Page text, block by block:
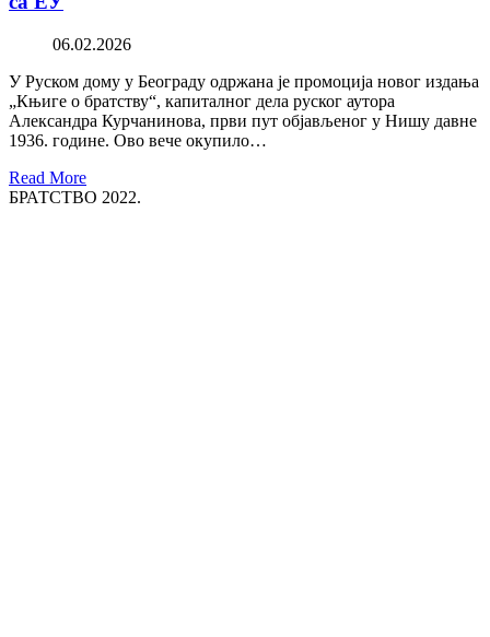
06.02.2026
У Руском дому у Београду одржана је промоција новог издања
„Књиге о братству“, капиталног дела руског аутора
Александра Курчанинова, први пут објављеног у Нишу давне
1936. године. Ово вече окупило…
Read More
БРАТСТВО 2022.